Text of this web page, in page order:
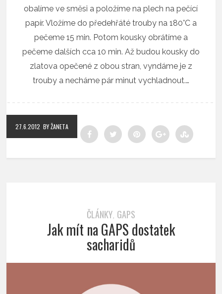
obalíme ve směsi a položíme na plech na pečící
papír. Vložíme do předehřáté trouby na 180°C a
pečeme 15 min. Potom kousky obrátíme a
pečeme dalších cca 10 min. Až budou kousky do
zlatova opečené z obou stran, vyndáme je z
trouby a necháme pár minut vychladnout.…
27.6.2012 BY ŽANETA
ČLÁNKY, GAPS
Jak mít na GAPS dostatek
sacharidů